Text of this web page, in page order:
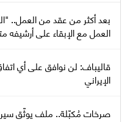
بعد أكثر من عقد من العمل..
العمل مع الإبقاء على أرشيفه
قاليباف: لن نوافق على أي
الإيراني
صرخات مُكبّلة.. ملف يوثّق سير